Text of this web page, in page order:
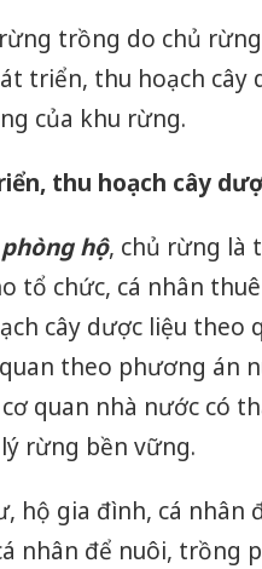
trồng do chủ
triển, thu hoạch cây
của khu rừng.
thu hoạch cây
hộ, chủ rừng là
tổ chức, cá nhân
cây dược liệu theo
theo phương án
quan nhà nước có
rừng bền vững.
hộ gia đình, cá nhân
nhân để nuôi, trồng